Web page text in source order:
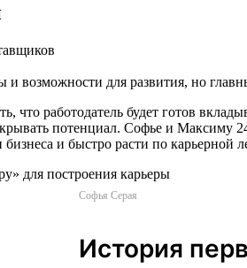
и возможности для развития, но
что работодатель будет готов
потенциал. Софье и Максиму
бизнеса и быстро расти по карьерной
Софья Серая
История